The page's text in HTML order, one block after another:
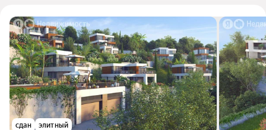
сдан элитный